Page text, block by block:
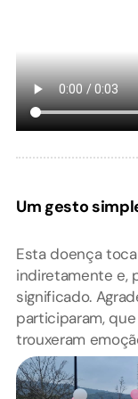
Um gesto
Esta doença
indiretamente e,
significado.
participaram,
trouxeram